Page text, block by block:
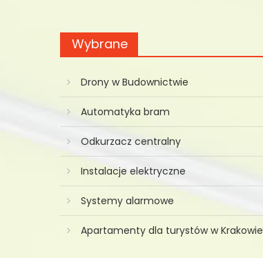
Wybrane
Drony w Budownictwie
Automatyka bram
Odkurzacz centralny
Instalacje elektryczne
Systemy alarmowe
Apartamenty dla turystów w Krakowie